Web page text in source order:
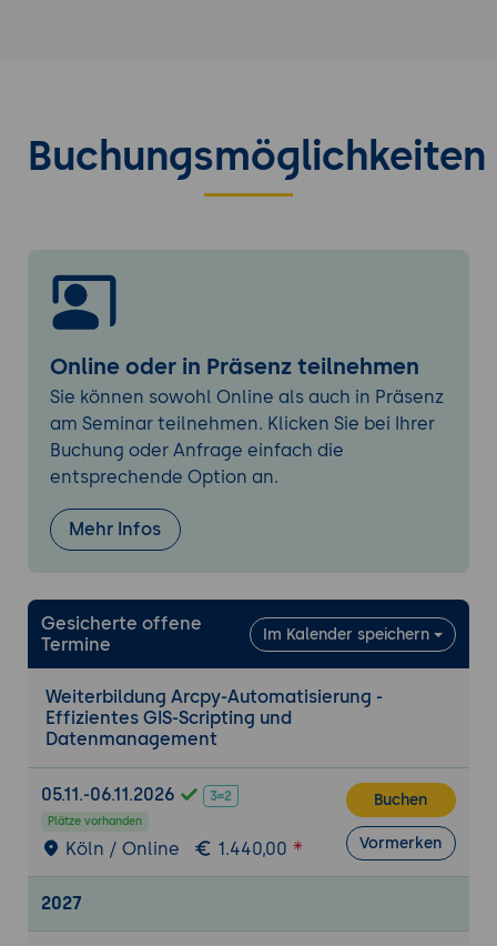
Skripterstellung und Best Practices:
Strukturieren und Debugging von Python-
Tipps zur Optimierung von Skriptlaufzeiten.
Praxisübungen und Projektarbeit:
Umsetzung realer GIS-Anwendungsfälle.
Entwicklung eines eigenen
Automatisierungsprojekts.
Buchungsmöglichkeiten
Online oder in Präsenz teilnehmen
Sie können sowohl Online als auch in Präsenz
am Seminar teilnehmen. Klicken Sie bei Ihrer
Buchung oder Anfrage einfach die
entsprechende Option an.
Mehr Infos
Gesicherte offene
Termine
Im Kalender speichern
Weiterbildung Arcpy-Automatisierung -
Effizientes GIS-Scripting und
Datenmanagement
05.11.-06.11.2026
Plätze vorhanden
Köln / Online 1.440,00
Buchen
Vormerken
2027